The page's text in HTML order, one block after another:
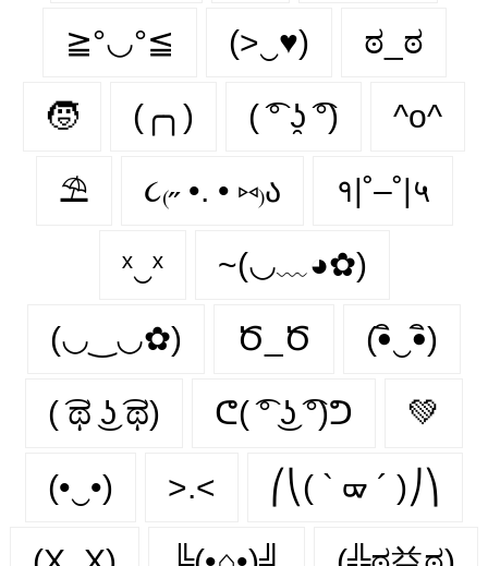
≧°◡°≦ (>‿♥) ಠ_ಠ
🧒 (╭╮) ( ͡° ʖ̯ ͡°) ^o^
⛱ ૮₍˶ •. • ⑅₎ა १|˚–˚|५
ˣ‿ˣ ~(◡﹏◕✿)
(◡‿◡✿) Ծ_Ծ (•ิ‿•ิ)
( ͡ಥ ͜ʖ ͡ಥ) ᕦ( ͡° ͜ʖ ͡°)ᕤ 💚
(•‿•) >.< ⎛⎝( ` ᢍ ´ )⎠⎞